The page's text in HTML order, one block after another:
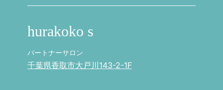
hurakoko s
パートナーサロン
千葉県香取市大戸川143-2-1F